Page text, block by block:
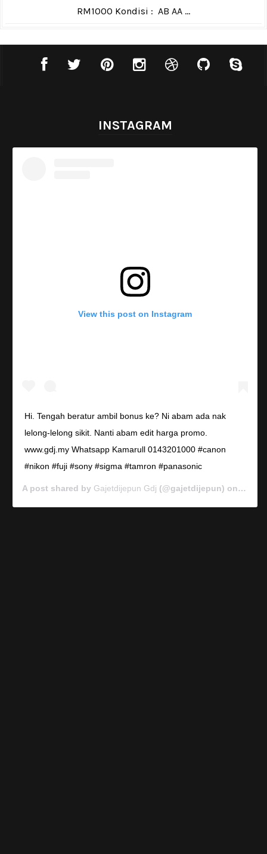
RM1000 Kondisi : AB AA ...
INSTAGRAM
View this post on Instagram
Hi. Tengah beratur ambil bonus ke? Ni abam ada nak
lelong-lelong sikit. Nanti abam edit harga promo.
www.gdj.my Whatsapp Kamarull 0143201000 #canon
#nikon #fuji #sony #sigma #tamron #panasonic
A post shared by Gajetdijepun Gdj (@gajetdijepun) on Jan 7,